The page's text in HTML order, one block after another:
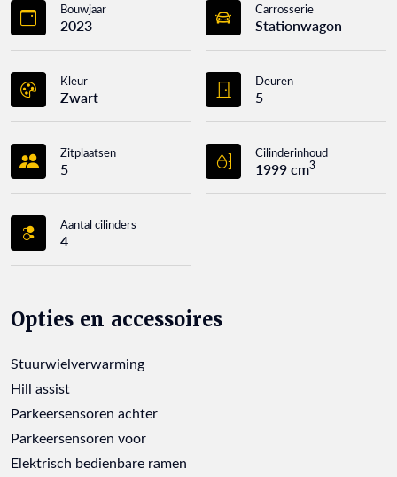
Bouwjaar
2023
Carrosserie
Stationwagon
Kleur
Zwart
Deuren
5
Zitplaatsen
5
Cilinderinhoud
1999 cm3
Aantal cilinders
4
Opties en accessoires
Stuurwielverwarming
Hill assist
Parkeersensoren achter
Parkeersensoren voor
Elektrisch bedienbare ramen